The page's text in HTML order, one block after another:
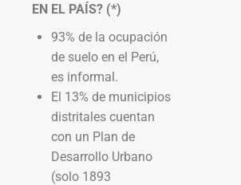
EN EL PAÍS? (*)
93% de la ocupación
de suelo en el Perú,
es informal.
El 13% de municipios
distritales cuentan
con un Plan de
Desarrollo Urbano
(solo 1893